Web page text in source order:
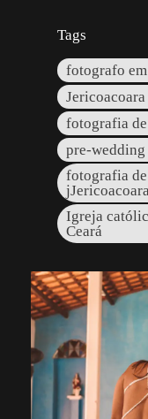
Tags
fotografo
Jericoacoara
fotografia
pre-wedding
fotografia
Igreja
Ceará